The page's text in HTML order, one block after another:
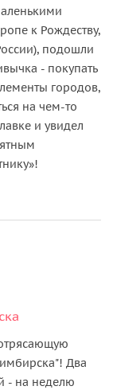
к Рождеству,
подошли
- покупать
городов,
на чем-то
и увидел
Два
- на неделю